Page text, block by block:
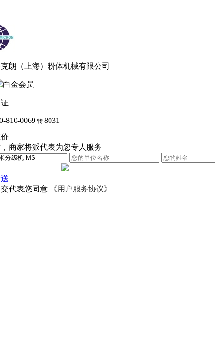
朗（上海）粉体机械有限公司
白金会员
810-0069 转 8031
商家将派代表为您专人服务
代表您同意
《用户服务协议》